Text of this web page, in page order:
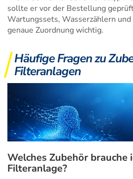
sollte er vor der Bestellung
Wartungssets, Wasserzählern
genaue Zuordnung wichtig.
Häufige Fragen zu
Filteranlagen
Welches Zubehör brauche
Filteranlage?